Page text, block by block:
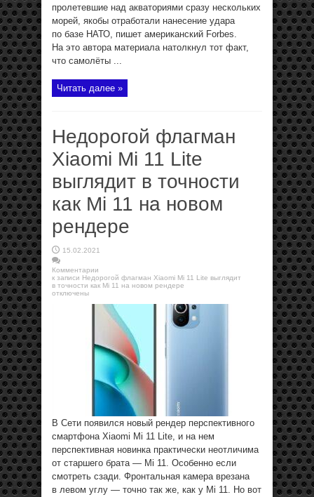
пролетевшие над акваториями сразу нескольких
морей, якобы отработали нанесение удара
по базе НАТО, пишет американский Forbes.
На это автора материала натолкнул тот факт,
что самолёты ...
Читать далее »
Недорогой флагман
Xiaomi Mi 11 Lite
выглядит в точности
как Mi 11 на новом
рендере
15.02.2021
Комментарии
к записи Недорогой флагман Xiaomi Mi 11 Lite выглядит
в точности как Mi 11 на новом рендере
отключены
В Сети появился новый рендер перспективного
смартфона Xiaomi Mi 11 Lite, и на нем
перспективная новинка практически неотличима
от старшего брата — Mi 11. Особенно если
смотреть сзади. Фронтальная камера врезана
в левом углу — точно так же, как у Mi 11. Но вот